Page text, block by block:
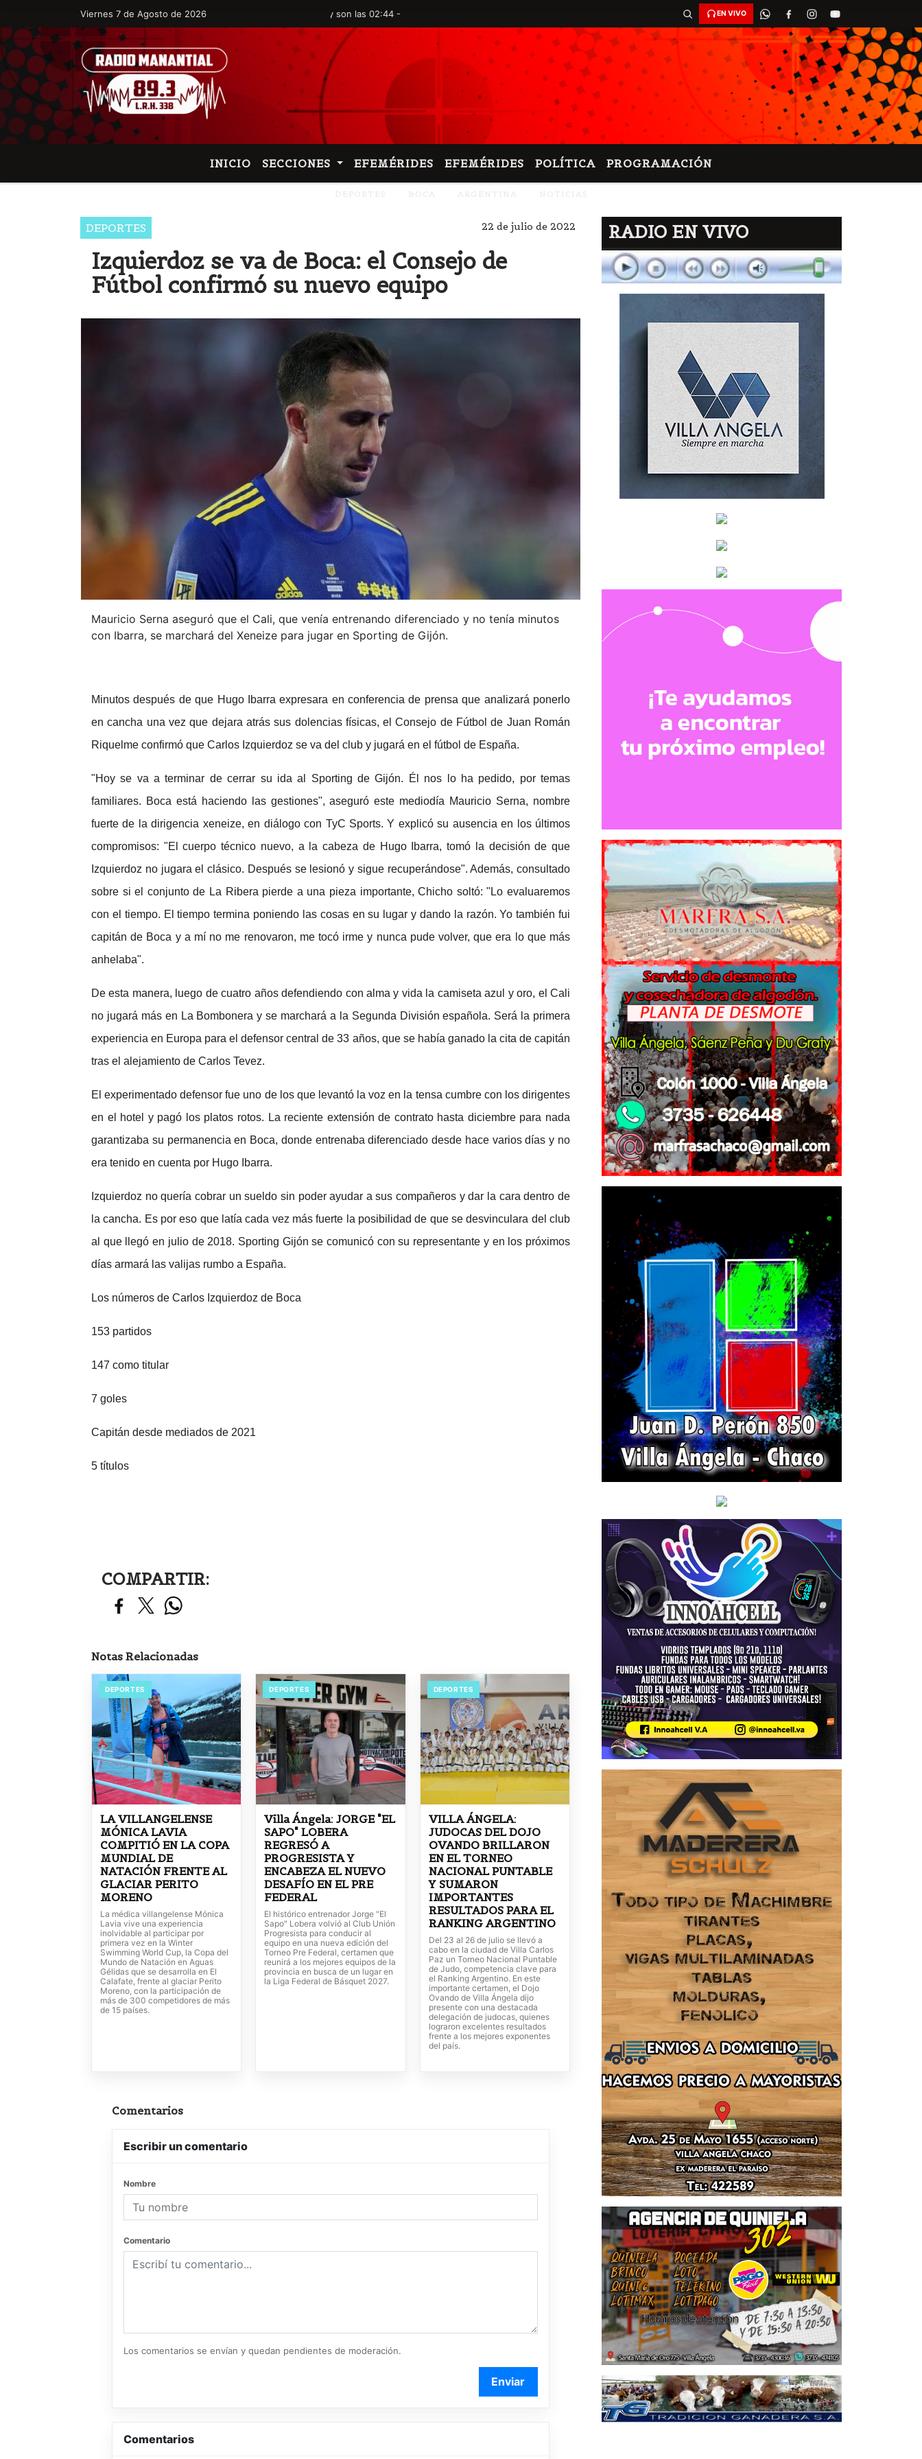
Viernes 7 de Agosto de 2026
Hoy es Viernes 7 de Agosto de 2026 y son las 02:44 - EN VIVO
INICIO SECCIONES EFEMÉRIDES EFEMÉRIDES POLÍTICA PROGRAMACIÓN
DEPORTES 22 de julio de 2022
Izquierdoz se va de Boca: el Consejo de
Fútbol confirmó su nuevo equipo
Mauricio Serna aseguró que el Cali, que venía entrenando diferenciado y no tenía minutos
con Ibarra, se marchará del Xeneize para jugar en Sporting de Gijón.
Minutos después de que Hugo Ibarra expresara en conferencia de prensa que analizará ponerlo
en cancha una vez que dejara atrás sus dolencias físicas, el Consejo de Fútbol de Juan Román
Riquelme confirmó que Carlos Izquierdoz se va del club y jugará en el fútbol de España.
"Hoy se va a terminar de cerrar su ida al Sporting de Gijón. Él nos lo ha pedido, por temas
familiares. Boca está haciendo las gestiones", aseguró este mediodía Mauricio Serna, nombre
fuerte de la dirigencia xeneize, en diálogo con TyC Sports. Y explicó su ausencia en los últimos
compromisos: "El cuerpo técnico nuevo, a la cabeza de Hugo Ibarra, tomó la decisión de que
Izquierdoz no jugara el clásico. Después se lesionó y sigue recuperándose". Además, consultado
sobre si el conjunto de La Ribera pierde a una pieza importante, Chicho soltó: "Lo evaluaremos
con el tiempo. El tiempo termina poniendo las cosas en su lugar y dando la razón. Yo también fui
capitán de Boca y a mí no me renovaron, me tocó irme y nunca pude volver, que era lo que más
anhelaba".
De esta manera, luego de cuatro años defendiendo con alma y vida la camiseta azul y oro, el Cali
no jugará más en La Bombonera y se marchará a la Segunda División española. Será la primera
experiencia en Europa para el defensor central de 33 años, que se había ganado la cita de capitán
tras el alejamiento de Carlos Tevez.
El experimentado defensor fue uno de los que levantó la voz en la tensa cumbre con los dirigentes
en el hotel y pagó los platos rotos. La reciente extensión de contrato hasta diciembre para nada
garantizaba su permanencia en Boca, donde entrenaba diferenciado desde hace varios días y no
era tenido en cuenta por Hugo Ibarra.
Izquierdoz no quería cobrar un sueldo sin poder ayudar a sus compañeros y dar la cara dentro de
la cancha. Es por eso que latía cada vez más fuerte la posibilidad de que se desvinculara del club
al que llegó en julio de 2018. Sporting Gijón se comunicó con su representante y en los próximos
días armará las valijas rumbo a España.
Los números de Carlos Izquierdoz de Boca
153 partidos
147 como titular
7 goles
Capitán desde mediados de 2021
5 títulos
COMPARTIR:
Notas Relacionadas
DEPORTES
LA VILLANGELENSE
MÓNICA LAVIA
COMPITIÓ EN LA COPA
MUNDIAL DE
NATACIÓN FRENTE AL
GLACIAR PERITO
MORENO
La médica villangelense Mónica
Lavia vive una experiencia
inolvidable al participar por
primera vez en la Winter
Swimming World Cup, la Copa del
Mundo de Natación en Aguas
Gélidas que se desarrolla en El
Calafate, frente al glaciar Perito
Moreno, con la participación de
más de 300 competidores de más
de 15 países.
DEPORTES
Villa Ángela: JORGE "EL
SAPO" LOBERA
REGRESÓ A
PROGRESISTA Y
ENCABEZA EL NUEVO
DESAFÍO EN EL PRE
FEDERAL
El histórico entrenador Jorge "El
Sapo" Lobera volvió al Club Unión
Progresista para conducir al
equipo en una nueva edición del
Torneo Pre Federal, certamen que
reunirá a los mejores equipos de la
provincia en busca de un lugar en
la Liga Federal de Básquet 2027.
DEPORTES
VILLA ÁNGELA:
JUDOCAS DEL DOJO
OVANDO BRILLARON
EN EL TORNEO
NACIONAL PUNTABLE
Y SUMARON
IMPORTANTES
RESULTADOS PARA EL
RANKING ARGENTINO
Del 23 al 26 de julio se llevó a
cabo en la ciudad de Villa Carlos
Paz un Torneo Nacional Puntable
de Judo, competencia clave para
el Ranking Argentino. En este
importante certamen, el Dojo
Ovando de Villa Ángela dijo
presente con una destacada
delegación de judocas, quienes
lograron excelentes resultados
frente a los mejores exponentes
del país.
Comentarios
Escribir un comentario
Nombre
Comentario
Los comentarios se envían y quedan pendientes de moderación.
Enviar
Comentarios
RADIO EN VIVO